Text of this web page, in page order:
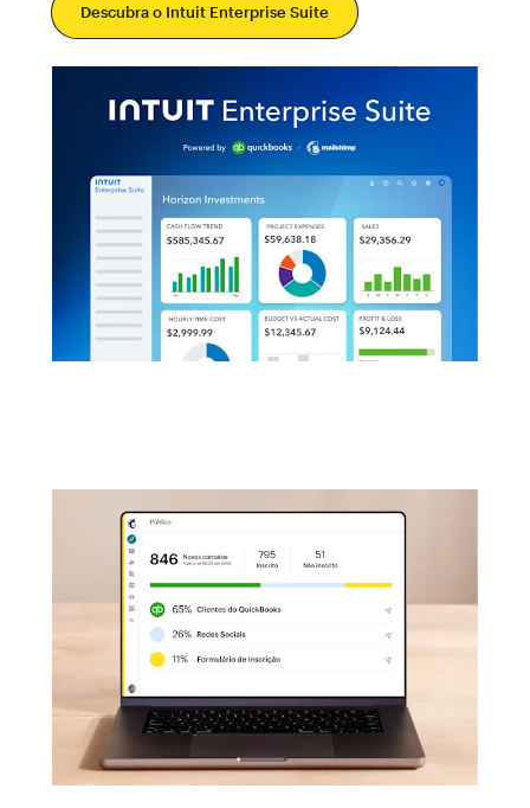
Descubra o Intuit Enterprise Suite